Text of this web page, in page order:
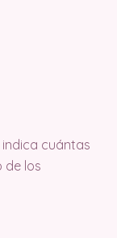
indica cuántas
de los